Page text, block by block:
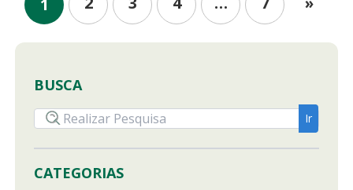
1
BUSCA
CATEGORIAS